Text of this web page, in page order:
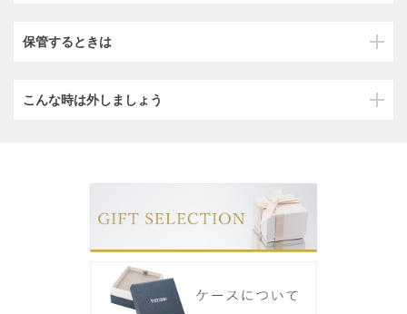
保管するときは
こんな時は外しましょう